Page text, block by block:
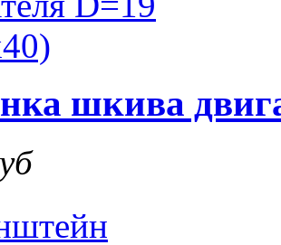
шкива